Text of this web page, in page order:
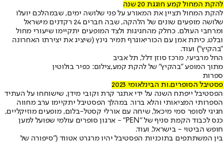
להקת המחול קמע חוגגת 20 שנה
להקת המחול תציין את המאורע על פני שלושה ימים, שבמהלכם יועלו
שלושה מופעים שונים של הלהקה, שבה חברים 24 רקדנים מישראל
ומרחבי העולם. כחלק מהחגיגות ולצד המופעים יתקיימו שיעורי מחול
ובלט, כיתת אמן עם הכוריאוגרף תמיר גינץ (שיציג את יצירתו האחרונה
"בהקיץ") ועוד.
החל מרביעי, מרכז סוזן דלל, תל אביב
מתוך המופע "בהקיץ" של להקת קמע,צילום: כפיר בולוטין
ספרות
פסטיבל הסופרים.ות הבינלאומי 2023
הפסטיבל ייפתח השנה על ידי אתגר קרת וקובי מידן, שישוחחו על העתיד
הספרותי המציאותי והלא ברור. במהלך הפסטיבל יתקיימו ערב מחווה
חגיגי לסופר סמי מיכאל, שיחה עם אורלי קסטל-בלום, מופעים מוזיקליים,
כנס לכבוד הקמת סניף של "PEN" - ארגון סופרים עולמי שפועל למען
חופש הביטוי - בישראל, ועוד.
בין המשתתפים בתוכניות הפסטיבל יהיו מרגרט אטווד ("סיפורה של